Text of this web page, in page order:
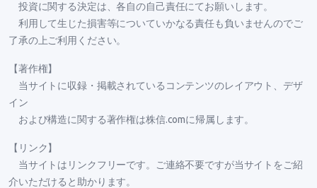
投資に関する決定は、各自の自己責任にてお願いします。
利用して生じた損害等についていかなる責任も負いませんのでご
了承の上ご利用ください。
【著作権】
当サイトに収録・掲載されているコンテンツのレイアウト、デザ
イン
および構造に関する著作権は株信.comに帰属します。
【リンク】
当サイトはリンクフリーです。ご連絡不要ですが当サイトをご紹
介いただけると助かります。